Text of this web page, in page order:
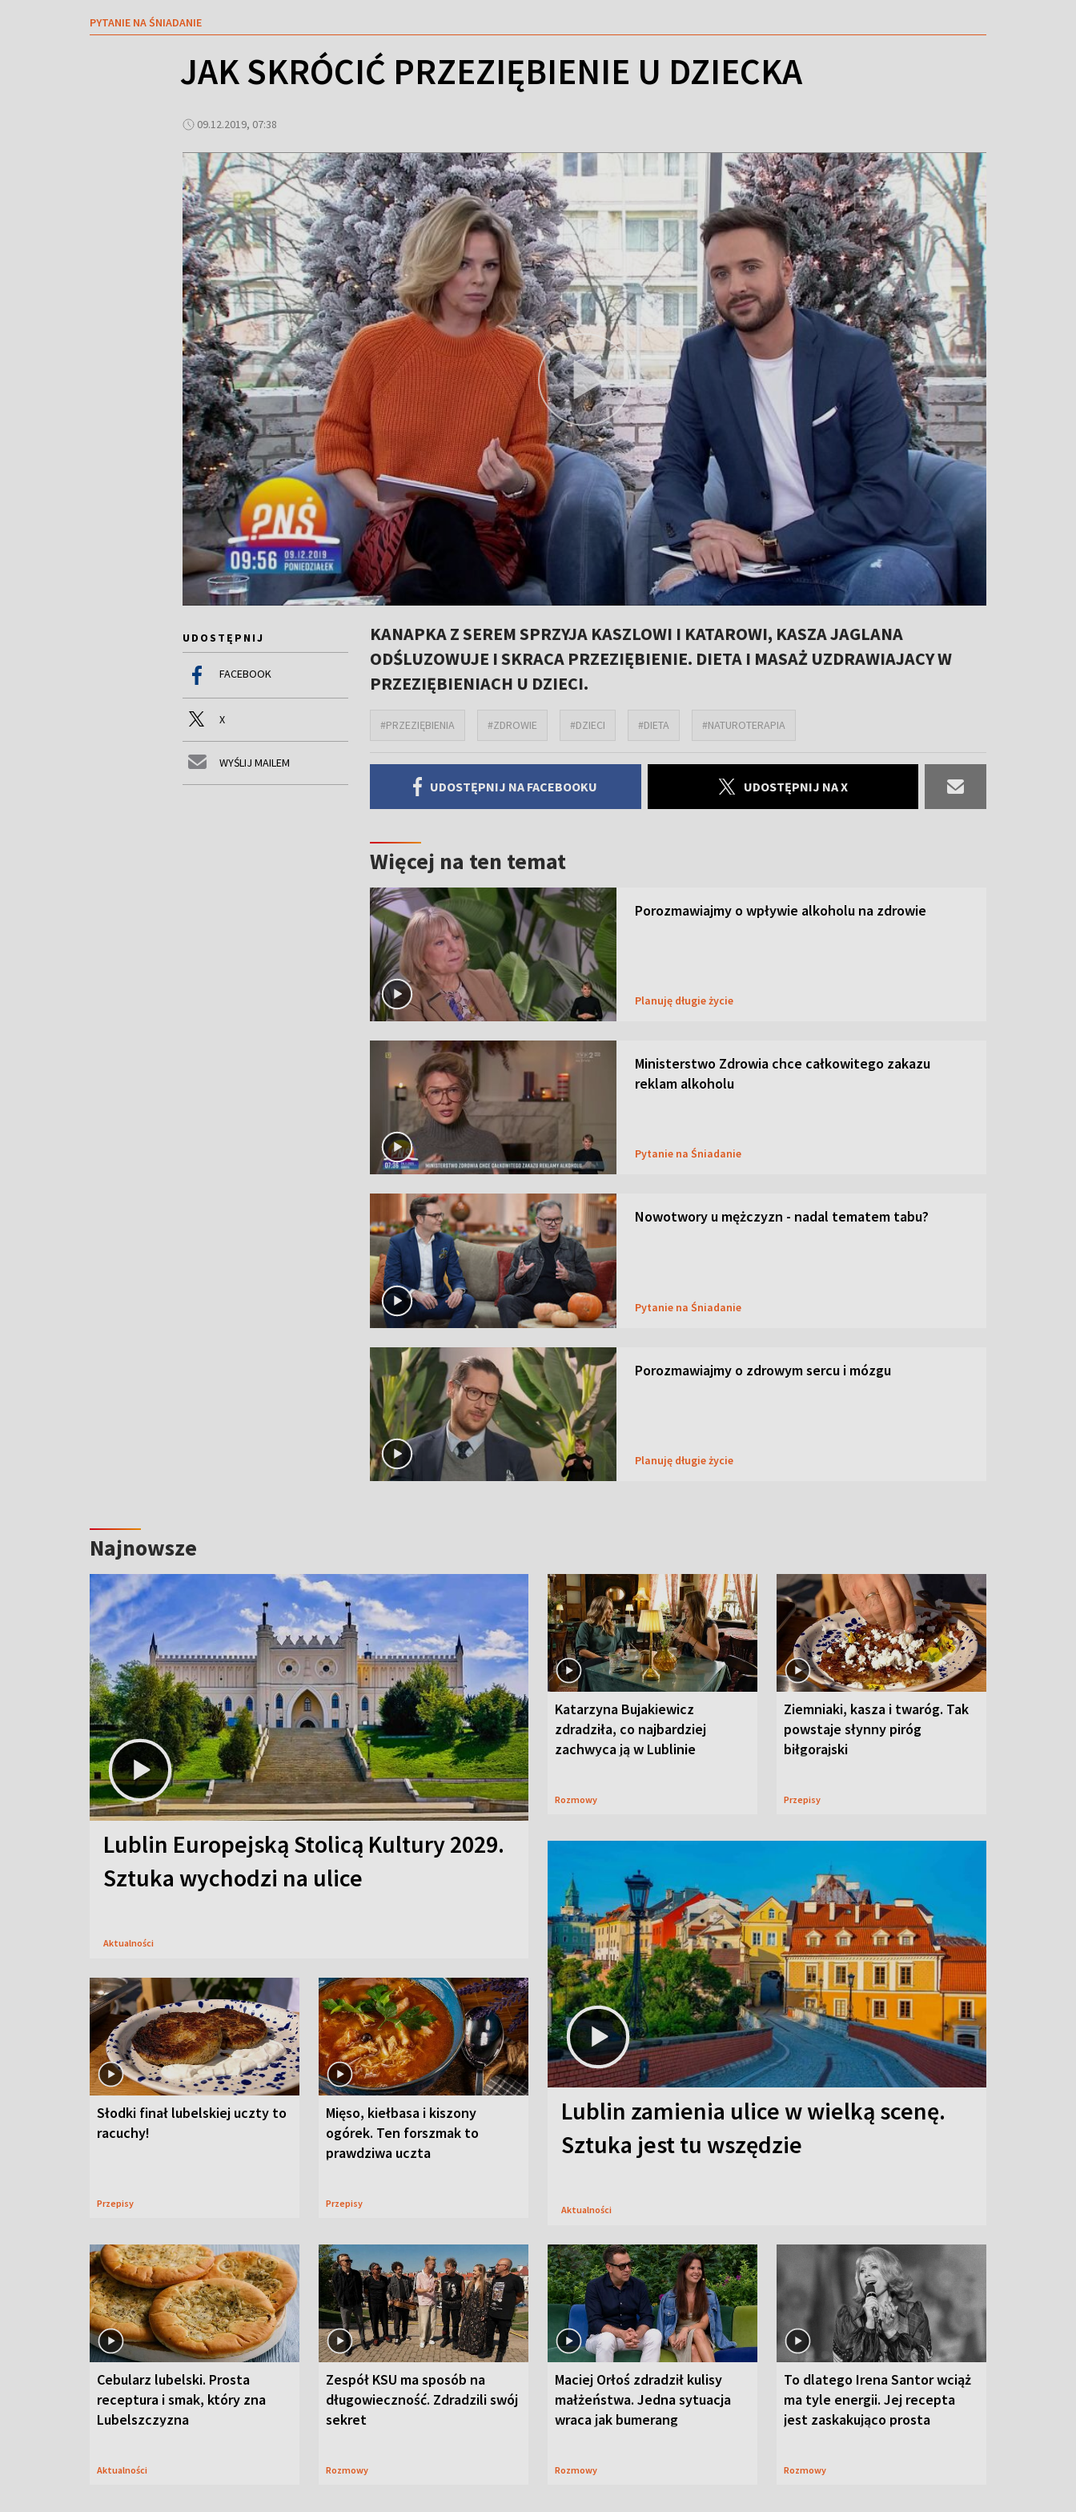
PYTANIE NA ŚNIADANIE
JAK SKRÓCIĆ PRZEZIĘBIENIE U DZIECKA
09.12.2019, 07:38
UDOSTĘPNIJ
FACEBOOK
X
WYŚLIJ MAILEM
KANAPKA Z SEREM SPRZYJA KASZLOWI I KATAROWI, KASZA JAGLANA
ODŚLUZOWUJE I SKRACA PRZEZIĘBIENIE. DIETA I MASAŻ UZDRAWIAJACY W
PRZEZIĘBIENIACH U DZIECI.
#PRZEZIĘBIENIA #ZDROWIE #DZIECI #DIETA #NATUROTERAPIA
UDOSTĘPNIJ NA FACEBOOKU UDOSTĘPNIJ NA X
Więcej na ten temat
Porozmawiajmy o wpływie alkoholu na zdrowie
Planuję długie życie
Ministerstwo Zdrowia chce całkowitego zakazu
reklam alkoholu
Pytanie na Śniadanie
Nowotwory u mężczyzn - nadal tematem tabu?
Pytanie na Śniadanie
Porozmawiajmy o zdrowym sercu i mózgu
Planuję długie życie
Najnowsze
Lublin Europejską Stolicą Kultury 2029.
Sztuka wychodzi na ulice
Aktualności
Katarzyna Bujakiewicz
zdradziła, co najbardziej
zachwyca ją w Lublinie
Rozmowy
Ziemniaki, kasza i twaróg. Tak
powstaje słynny piróg
biłgorajski
Przepisy
Słodki finał lubelskiej uczty to
racuchy!
Przepisy
Mięso, kiełbasa i kiszony
ogórek. Ten forszmak to
prawdziwa uczta
Przepisy
Lublin zamienia ulice w wielką scenę.
Sztuka jest tu wszędzie
Aktualności
Cebularz lubelski. Prosta
receptura i smak, który zna
Lubelszczyzna
Aktualności
Zespół KSU ma sposób na
długowieczność. Zdradzili swój
sekret
Rozmowy
Maciej Orłoś zdradził kulisy
małżeństwa. Jedna sytuacja
wraca jak bumerang
Rozmowy
To dlatego Irena Santor wciąż
ma tyle energii. Jej recepta
jest zaskakująco prosta
Rozmowy